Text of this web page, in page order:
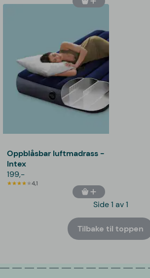
Oppblåsbar luftmadrass -
Intex
199,-
4,1
Side 1 av 1
Tilbake til toppen